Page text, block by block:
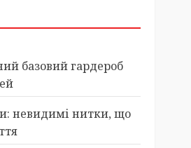
базовий гардероб
невидимі нитки, що